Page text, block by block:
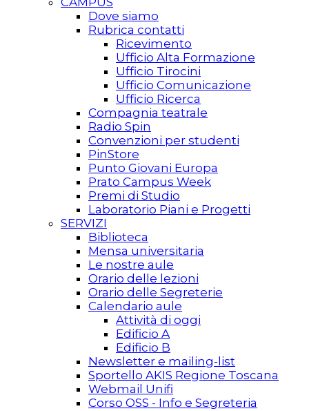
Dove siamo
Rubrica contatti
Ricevimento
Ufficio Alta Formazione
Ufficio Tirocini
Ufficio Comunicazione
Ufficio Ricerca
Compagnia teatrale
Radio Spin
Convenzioni per studenti
PinStore
Punto Giovani Europa
Prato Campus Week
Premi di Studio
Laboratorio Piani e Progetti
SERVIZI
Biblioteca
Mensa universitaria
Le nostre aule
Orario delle lezioni
Orario delle Segreterie
Calendario aule
Attività di oggi
Edificio A
Edificio B
Newsletter e mailing-list
Sportello AKIS Regione Toscana
Webmail Unifi
Corso OSS - Info e Segreteria